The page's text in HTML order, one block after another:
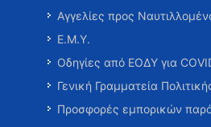
Αγγελίες προς
Ε.Μ.Υ.
Οδηγίες από ΕΟΔΥ για
Γενική Γραμματεία
Προσφορές εμπορικών